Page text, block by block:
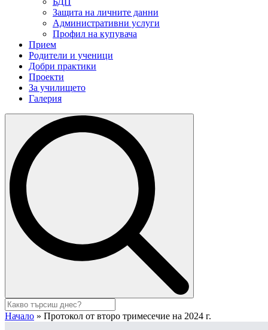
Защита на личните данни
Административни услуги
Профил на купувача
Прием
Родители и ученици
Добри практики
Проекти
За училището
Галерия
Search
Начало » Протокол от второ тримесечие на 2024 г.